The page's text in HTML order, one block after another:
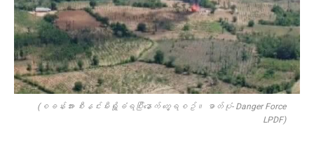
(စခန်းအား စီးနင်းမီးရှို့ခံရပြီးနောက် တွေ့ရစဥ်။ ဓာတ်ပုံ- Danger Force
LPDF)